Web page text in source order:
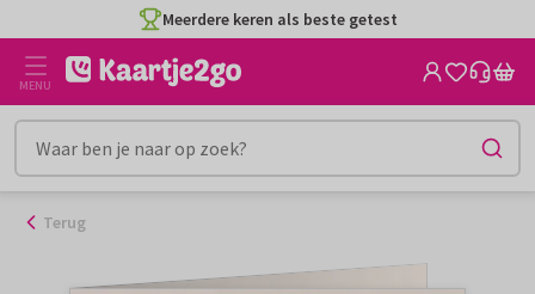
naar
inhoud
Meerdere keren als beste getest
MENU
Terug